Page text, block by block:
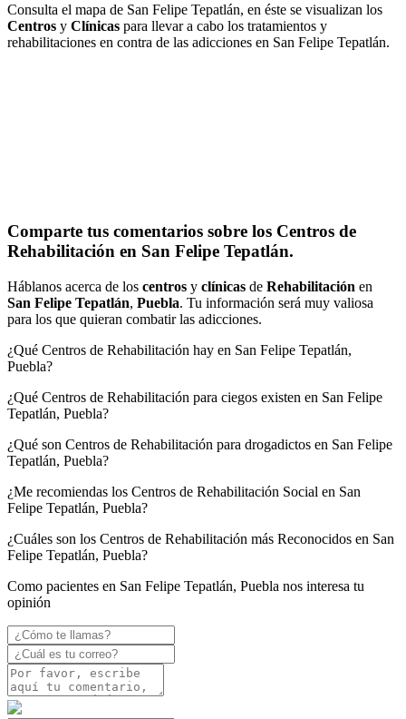
Consulta el mapa de San Felipe Tepatlán, en éste se visualizan los
Centros y Clínicas para llevar a cabo los tratamientos y
rehabilitaciones en contra de las adicciones en San Felipe Tepatlán.
Comparte tus comentarios sobre los Centros de
Rehabilitación en San Felipe Tepatlán.
Háblanos acerca de los centros y clínicas de Rehabilitación en
San Felipe Tepatlán, Puebla. Tu información será muy valiosa
para los que quieran combatir las adicciones.
¿Qué Centros de Rehabilitación hay en San Felipe Tepatlán,
Puebla?
¿Qué Centros de Rehabilitación para ciegos existen en San Felipe
Tepatlán, Puebla?
¿Qué son Centros de Rehabilitación para drogadictos en San Felipe
Tepatlán, Puebla?
¿Me recomiendas los Centros de Rehabilitación Social en San
Felipe Tepatlán, Puebla?
¿Cuáles son los Centros de Rehabilitación más Reconocidos en San
Felipe Tepatlán, Puebla?
Como pacientes en San Felipe Tepatlán, Puebla nos interesa tu
opinión